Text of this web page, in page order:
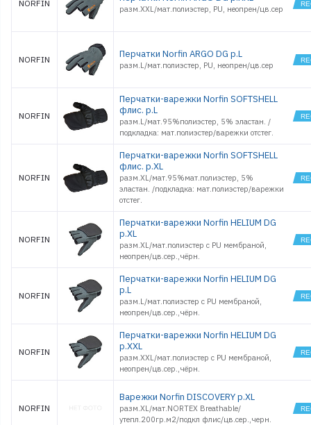
Обувь
Очки
Палатки, Тенты, Зонты
Подсачеки, садки
Приманки джиговые
силиконовые
силиконовые
Принадлежности
Рыбки поролоновые
Светлячки
Спасжилеты
Стенды и
оборудование
Сторожки, кивки,
шестики
Сумки, Рюкзаки,
Емкости
Удочки зимние
Чехлы и Тубусы
NORFIN
разм.XXL/мат.полиэстер, PU, неопрен/цв.сер
NORFIN Перчатки Norfin ARGO DG р.L
разм.L/мат.полиэстер, PU, неопрен/цв.сер
NORFIN
Перчатки-варежки Norfin SOFTSHELL
флис. р.L
разм.L/мат.95%полиэстер, 5% эластан. /
подкладка: мат.полиэстер/варежки отстег.
NORFIN
Перчатки-варежки Norfin SOFTSHELL
флис. р.XL
разм.ХL/мат.95%мат.полиэстер, 5%
эластан. /подкладка: мат.полиэстер/варежки
отстег.
NORFIN
Перчатки-варежки Norfin HELIUM DG
р.XL
разм.XL/мат.полиэстер с PU мембраной,
неопрен/цв.сер.,чёрн.
NORFIN
Перчатки-варежки Norfin HELIUM DG
р.L
разм.L/мат.полиэстер с PU мембраной,
неопрен/цв.сер.,чёрн.
NORFIN
Перчатки-варежки Norfin HELIUM DG
р.XXL
разм.XXL/мат.полиэстер с PU мембраной,
неопрен/цв.сер.,чёрн.
NORFIN
Варежки Norfin DISCOVERY р.XL
разм.XL/мат.NORTEX Breathable/
утепл.200гр.м2/подкл флис/цв.сер.,черн.